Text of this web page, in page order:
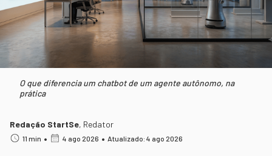
O que diferencia um chatbot de um agente autônomo, na
prática
Redação StartSe, Redator
11 min • 4 ago 2026 • Atualizado: 4 ago 2026